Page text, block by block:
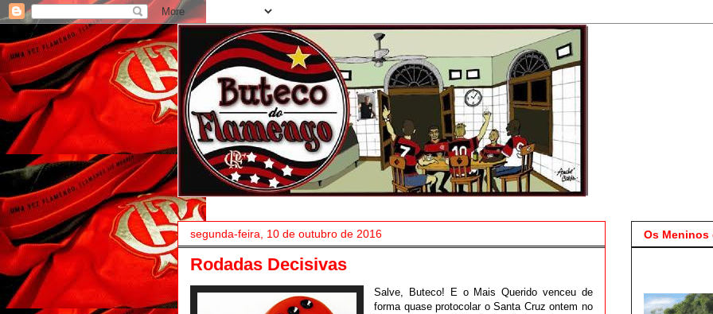
segunda-feira, 10 de outubro de 2016
Rodadas Decisivas
Salve, Buteco! E o Mais Querido venceu de
forma quase protocolar o Santa Cruz ontem no
Os